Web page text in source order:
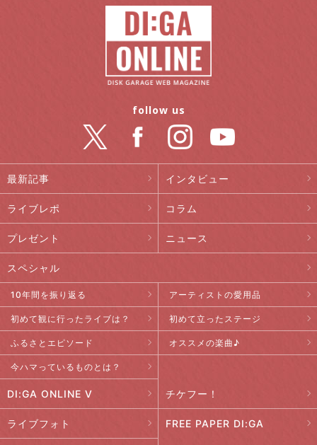
最新記事 インタビュー
ライブレポ コラム
プレゼント ニュース
スペシャル
10年間を振り返る アーティストの愛用品
初めて観に行ったライブは？ 初めて立ったステージ
ふるさとエピソード オススメの楽曲♪
今ハマっているものとは？
DI:GA ONLINE V チケフー！
ライブフォト FREE PAPER DI:GA
follow us